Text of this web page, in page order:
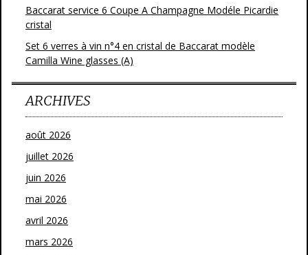
Baccarat service 6 Coupe A Champagne Modéle Picardie
cristal
Set 6 verres à vin n°4 en cristal de Baccarat modèle
Camilla Wine glasses (A)
ARCHIVES
août 2026
juillet 2026
juin 2026
mai 2026
avril 2026
mars 2026